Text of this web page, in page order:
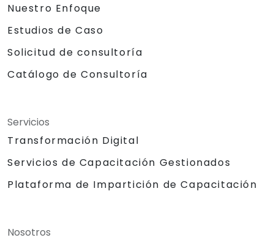
Nuestro Enfoque
Estudios de Caso
Solicitud de consultoría
Catálogo de Consultoría
Servicios
Transformación Digital
Servicios de Capacitación Gestionados
Plataforma de Impartición de Capacitación
Nosotros